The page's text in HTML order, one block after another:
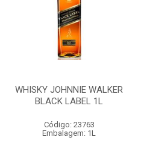
WHISKY JOHNNIE WALKER
BLACK LABEL 1L
Código: 23763
Embalagem: 1L